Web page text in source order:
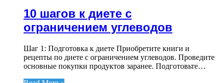
10 шагов к диете с
ограничением углеводов
Шаг 1: Подготовка к диете Приобретите книги и
рецепты по диете с ограничением углеводов. Проведите
основные покупки продуктов заранее. Подготовьте…